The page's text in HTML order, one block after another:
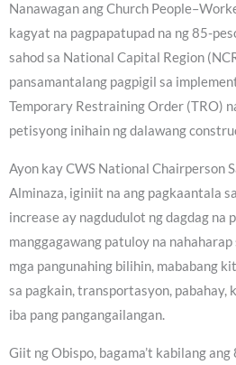
Nanawagan ang Church
kagyat na pagpapatupad na ng 85-
sahod sa National Capital Region
pansamantalang pagpigil sa
Temporary Restraining Order (TRO)
petisyong inihain ng dalawang
Ayon kay CWS National Chairperson
Alminaza, iginiit na ang pagkaantala
increase ay nagdudulot ng dagdag na
manggagawang patuloy na
mga pangunahing bilihin, mababang
sa pagkain, transportasyon, pabahay,
iba pang pangangailangan.
Giit ng Obispo, bagama’t kabilang